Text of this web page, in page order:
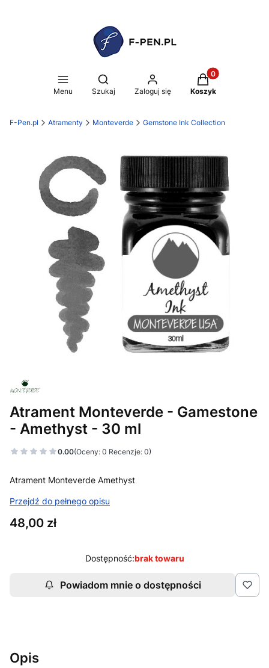
Menu
Otwórz wyszukiwarkę
Szukaj Zaloguj się
Produkty w
Koszyk
F-Pen.pl Atramenty Monteverde Gemstone Ink Collection
Atrament Monteverde - Gamestone
- Amethyst - 30 ml
0.00(Oceny: 0 Recenzje: 0)
Atrament Monteverde Amethyst
Przejdź do pełnego opisu
Cena
48,00 zł
Dostępność:brak towaru
Powiadom mnie o dostępności
Opis